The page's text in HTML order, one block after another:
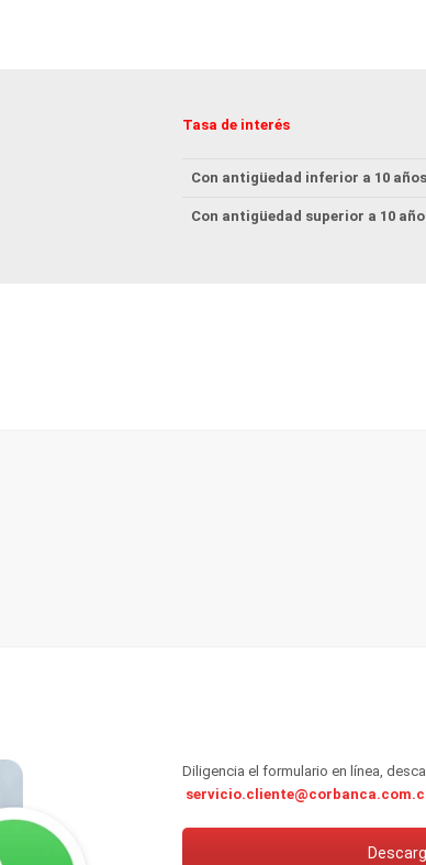
Tasa de interés
Con antigüedad inferior a 10
Con antigüedad superior a 10
Diligencia el formulario en línea,